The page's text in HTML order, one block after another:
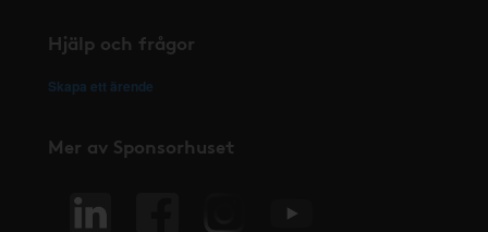
Hjälp och frågor
Skapa ett ärende
Mer av Sponsorhuset